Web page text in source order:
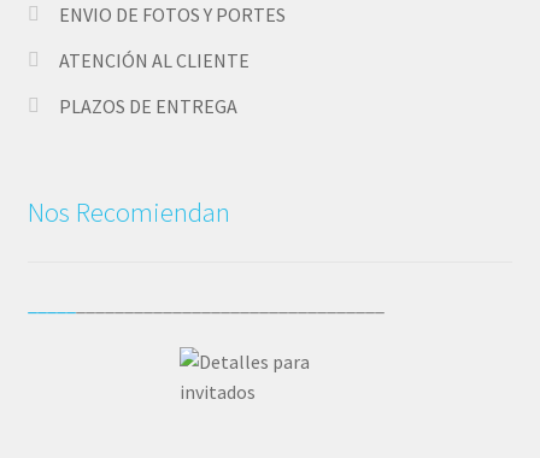
ENVIO DE FOTOS Y PORTES
ATENCIÓN AL CLIENTE
PLAZOS DE ENTREGA
Nos Recomiendan